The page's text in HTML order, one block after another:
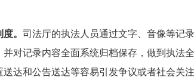
。 司法厅的执法人员通过文字、音像等记
对记录内容全面系统归档保存，做到执法
达和公告送达等容易引发争议或者社会关